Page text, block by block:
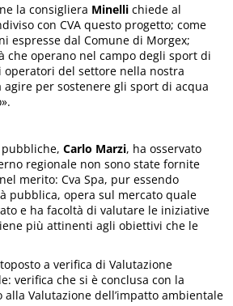
la consigliera Minelli chiede al
con CVA questo progetto; come
espresse dal Comune di Morgex;
che operano nel campo degli sport di
operatori del settore nella nostra
agire per sostenere gli sport di acqua
pubbliche,Carlo Marzi, ha osservato
regionale non sono state fornite
merito: Cva Spa, pur essendo
pubblica, opera sul mercato quale
e ha facoltà di valutare le iniziative
più attinenti agli obiettivi che le
a verifica di Valutazione
verifica che si è conclusa con la
Valutazione dell’impatto ambientale